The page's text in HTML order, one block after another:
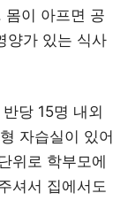
몸이 아프면 공
양가 있는 식사
당 15명 내외
자습실이 있어
위로 학부모에
셔서 집에서도